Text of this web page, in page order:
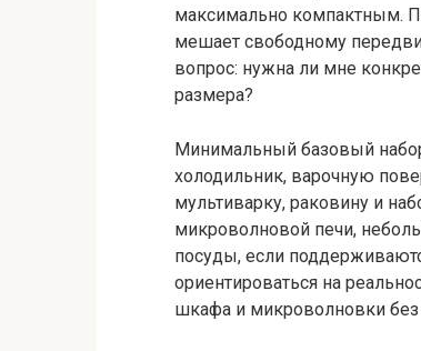
максимально компактным.
мешает свободному
вопрос: нужна ли мне
размера?
Минимальный базовый
холодильник, варочную
мультиварку, раковину и
микроволновой печи,
посуды, если
ориентироваться на
шкафа и микроволновки